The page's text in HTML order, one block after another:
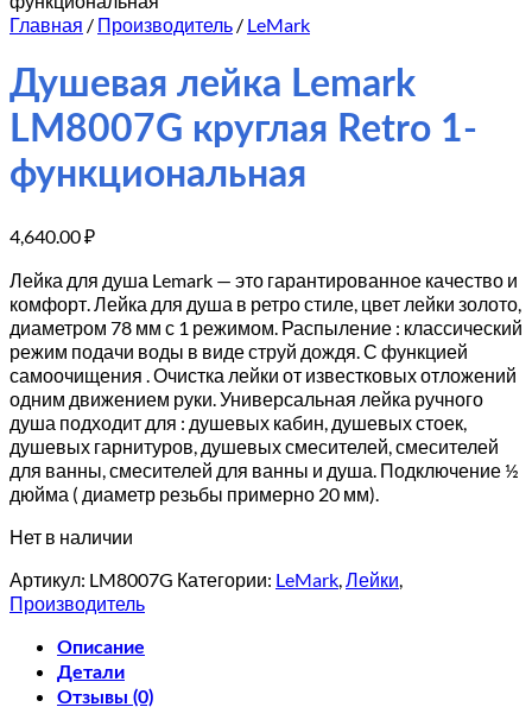
Главная / Производитель / LeMark
Душевая лейка Lemark
LM8007G круглая Retro 1-
функциональная
4,640.00₽
Лейка для душа Lemark — это гарантированное качество и
комфорт. Лейка для душа в ретро стиле, цвет лейки золото,
диаметром 78 мм с 1 режимом. Распыление : классический
режим подачи воды в виде струй дождя. С функцией
самоочищения . Очистка лейки от известковых отложений
одним движением руки. Универсальная лейка ручного
душа подходит для : душевых кабин, душевых стоек,
душевых гарнитуров, душевых смесителей, смесителей
для ванны, смесителей для ванны и душа. Подключение ½
дюйма ( диаметр резьбы примерно 20 мм).
Нет в наличии
Артикул: LM8007G Категории: LeMark,Лейки,
Производитель
Описание
Детали
Отзывы (0)